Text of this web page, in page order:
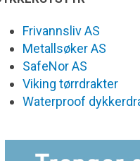
Frivannsliv AS
Metallsøker AS
SafeNor AS
Viking tørrdrakter
Waterproof